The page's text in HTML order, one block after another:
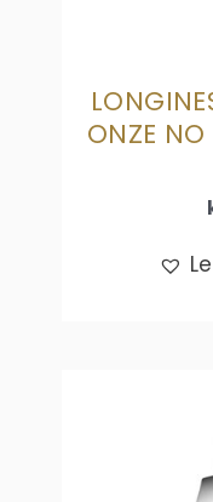
ONZE